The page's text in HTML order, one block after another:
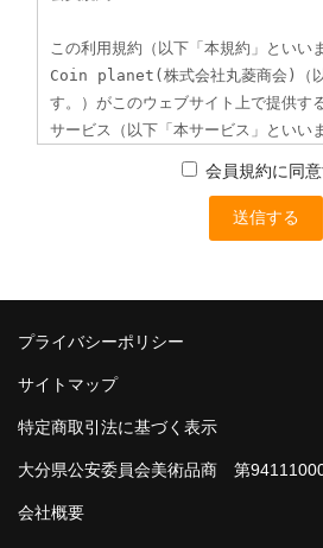
会員規約に同
プライバシーポリシー
サイトマップ
特定商取引法に基づく表示
大分県公安委員会美術品商 第
会社概要